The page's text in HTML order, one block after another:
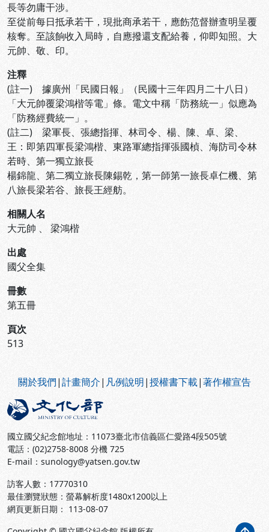
長等勿庸干涉。
至從前每日抵承若干，現批商承若干，應飭范督辦查明呈覆
核奪。至該餉收入局時，自應撥還支配給養，仰即知照。大
元帥、敬、印。
注釋
(註一) 據廣州「民國日報」（民國十三年四月二十八日）
「大元帥覆梁鴻楷等電」條。電文中稱「防務統一」似應為
「防務經費統一」。
(註二) 梁軍長、張總指揮、林司令、楊、陳、卓、梁、
王：即第四軍長梁鴻楷、東路軍總指揮張國楨、海防司令林
若時、第一獨立旅長
楊錦龍、第二獨立旅長陳錫乾，第一師第一旅長卓仁機、第
八旅長梁若谷、旅長王經舫。
相關人名
大元帥 、 梁鴻楷
出處
國父全集
冊數
第五冊
頁次
513
關於我們|計畫簡介| 凡例說明|授權書下載|著作權宣告
國立國父紀念館地址：11073臺北市信義區仁愛路4段505號
電話：(02)2758-8008 分機 725
E-mail：sunology@yatsen.gov.tw
訪客人數： 17770310
最佳瀏覽狀態：螢幕解析度1480x1200以上
網頁更新日期： 113-08-07